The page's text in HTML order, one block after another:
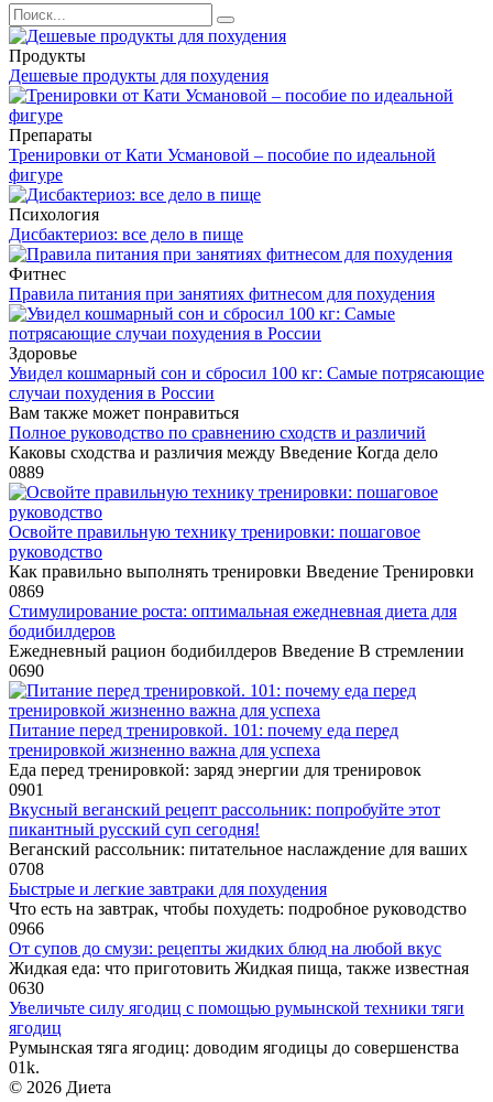
Search
for:
Продукты
Дешевые продукты для похудения
Препараты
Тренировки от Кати Усмановой – пособие по идеальной
фигуре
Психология
Дисбактериоз: все дело в пище
Фитнес
Правила питания при занятиях фитнесом для похудения
Здоровье
Увидел кошмарный сон и сбросил 100 кг: Самые потрясающие
случаи похудения в России
Вам также может понравиться
Полное руководство по сравнению сходств и различий
Каковы сходства и различия между Введение Когда дело
0889
Освойте правильную технику тренировки: пошаговое
руководство
Как правильно выполнять тренировки Введение Тренировки
0869
Стимулирование роста: оптимальная ежедневная диета для
бодибилдеров
Ежедневный рацион бодибилдеров Введение В стремлении
0690
Питание перед тренировкой. 101: почему еда перед
тренировкой жизненно важна для успеха
Еда перед тренировкой: заряд энергии для тренировок
0901
Вкусный веганский рецепт рассольник: попробуйте этот
пикантный русский суп сегодня!
Веганский рассольник: питательное наслаждение для ваших
0708
Быстрые и легкие завтраки для похудения
Что есть на завтрак, чтобы похудеть: подробное руководство
0966
От супов до смузи: рецепты жидких блюд на любой вкус
Жидкая еда: что приготовить Жидкая пища, также известная
0630
Увеличьте силу ягодиц с помощью румынской техники тяги
ягодиц
Румынская тяга ягодиц: доводим ягодицы до совершенства
01k.
© 2026 Диета